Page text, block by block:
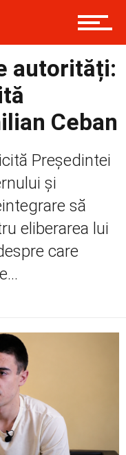
autorități:
Ceban
Președintei
și
să
eliberarea lui
care